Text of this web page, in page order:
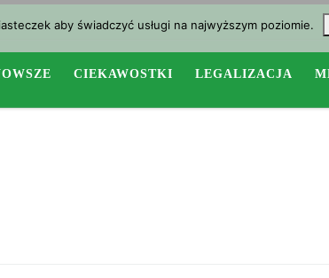
CIEKAWOSTKI LEGALIZACJA
aby świadczyć usługi na najwyższym poziomie.